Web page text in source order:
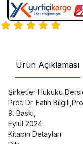
Ürün Açıklaması
Şirketler Hukuku
Prof. Dr. Fatih
9. Baskı,
Eylül 2024
Kitabın Detayları